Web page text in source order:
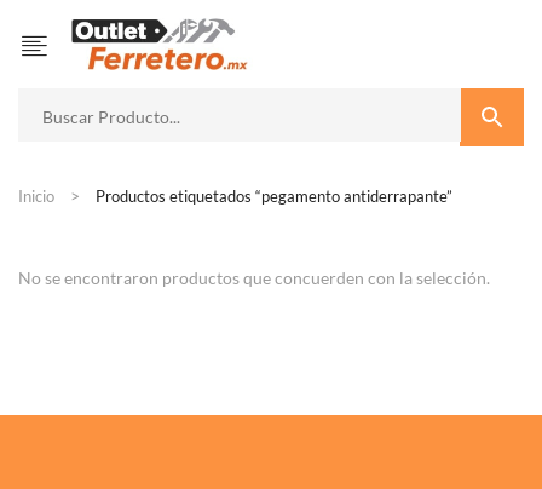
Inicio Productos etiquetados “pegamento antiderrapante”
No se encontraron productos que concuerden con la selección.